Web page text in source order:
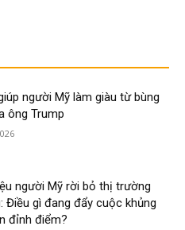
người Mỹ làm giàu từ bùng
ông Trump
người Mỹ rời bỏ thị trường
Điều gì đang đẩy cuộc khủng
đỉnh điểm?